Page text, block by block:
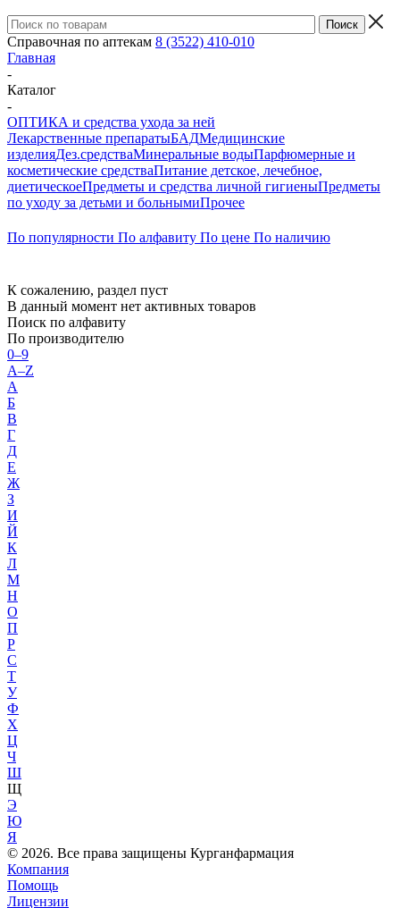
Справочная по аптекам 8 (3522) 410-010
Главная
-
Каталог
-
ОПТИКА и средства ухода за ней
Лекарственные препаратыБАДМедицинские
изделияДез.средстваМинеральные водыПарфюмерные и
косметические средстваПитание детское, лечебное,
диетическоеПредметы и средства личной гигиеныПредметы
по уходу за детьми и больнымиПрочее
По популярности По алфавиту По цене По наличию
К сожалению, раздел пуст
В данный момент нет активных товаров
Поиск по алфавиту
По производителю
0–9
A–Z
А
Б
В
Г
Д
Е
Ж
З
И
Й
К
Л
М
Н
О
П
Р
С
Т
У
Ф
Х
Ц
Ч
Ш
Щ
Э
Ю
Я
© 2026. Все права защищены Курганфармация
Компания
Помощь
Лицензии